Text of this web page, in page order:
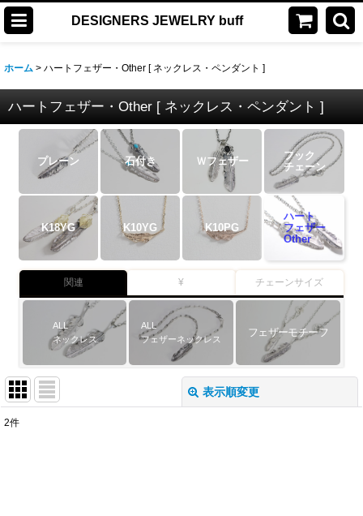
DESIGNERS JEWELRY buff
ホーム > ハートフェザー・Other [ ネックレス・ペンダント ]
ハートフェザー・Other [ ネックレス・ペンダント ]
プレーン 石付き Ｗフェザー
フック
チェーン
K18YG K10YG K10PG
ハート
フェザー
Other
関連 ¥ チェーンサイズ
ALL
ネックレス
ALL
フェザーネックレス
フェザーモチーフ
表示順変更
2件